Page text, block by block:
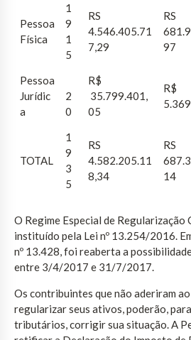
Pessoa
Física
1
9
1
5
RS
4.546.405.71
7,29
RS
97
Pessoa
Jurídic
a
2
0
R$
35.799.401,
05
R$
TOTAL
1
9
3
5
RS
4.582.205.11
8,34
RS
14
O Regime Especial de
instituído pela Lei nº 13.254/2016.
nº 13.428, foi reaberta a
entre 3/4/2017 e 31/7/2017.
Os contribuintes que não aderiram
regularizar seus ativos, poderão,
tributários, corrigir sua situação. A